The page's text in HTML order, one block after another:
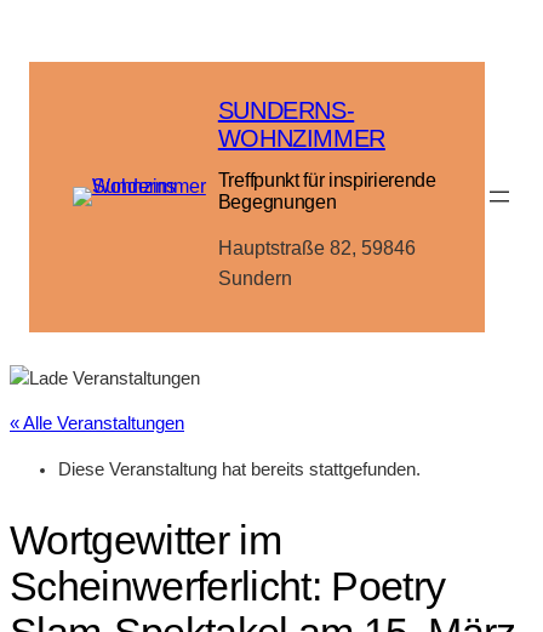
SUNDERNS-
WOHNZIMMER
Treffpunkt für inspirierende
Begegnungen
Hauptstraße 82, 59846
Sundern
« Alle Veranstaltungen
Diese Veranstaltung hat bereits stattgefunden.
Wortgewitter im
Scheinwerferlicht: Poetry